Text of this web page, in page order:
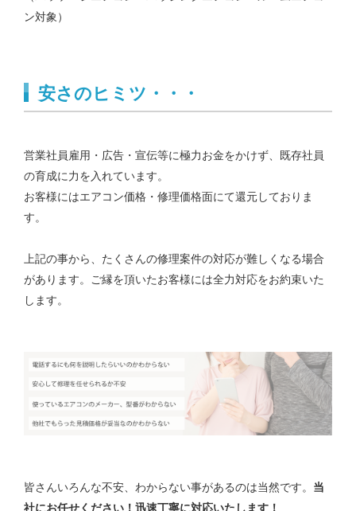
ン対象）
安さのヒミツ・・・
営業社員雇用・広告・宣伝等に極力お金をかけず、既存社員
の育成に力を入れています。
お客様にはエアコン価格・修理価格面にて還元しておりま
す。
上記の事から、たくさんの修理案件の対応が難しくなる場合
があります。ご縁を頂いたお客様には全力対応をお約束いた
します。
皆さんいろんな不安、わからない事があるのは当然です。 当
社にお任せください！迅速丁寧に対応いたします！